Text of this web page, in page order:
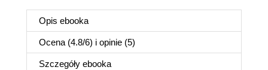
Opis ebooka
Ocena (4.8/6) i opinie (5)
Szczegóły ebooka